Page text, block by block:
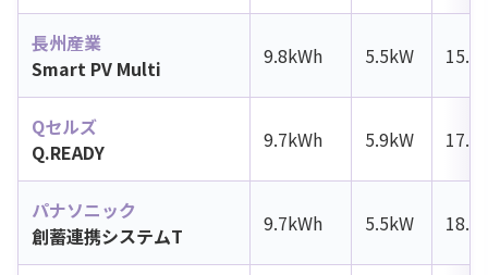
長州産業
Smart PV Multi
9.8kWh 5.5kW 15.3
Qセルズ
Q.READY
9.7kWh 5.9kW 17.5
パナソニック
創蓄連携システムT
9.7kWh 5.5kW 18.6